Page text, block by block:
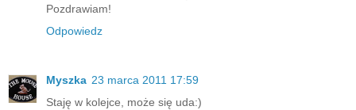
Pozdrawiam!
Odpowiedz
Myszka 23 marca 2011 17:59
Staję w kolejce, może się uda:)